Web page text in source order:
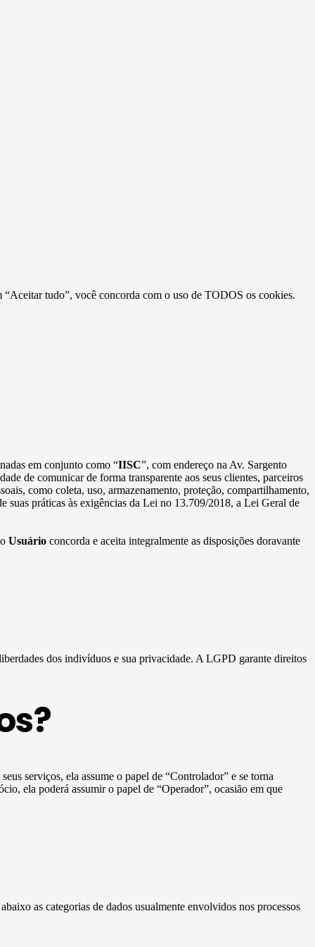
“Aceitar tudo”, você concorda com o uso de TODOS os cookies.
em conjunto como “IISC”, com endereço na Av. Sargento
de comunicar de forma transparente aos seus clientes, parceiros
como coleta, uso, armazenamento, proteção, compartilhamento,
suas práticas às exigências da Lei no 13.709/2018, a Lei Geral de
Usuário concorda e aceita integralmente as disposições doravante
dos indivíduos e sua privacidade. A LGPD garante direitos
serviços, ela assume o papel de “Controlador” e se torna
ela poderá assumir o papel de “Operador”, ocasião em que
as categorias de dados usualmente envolvidos nos processos